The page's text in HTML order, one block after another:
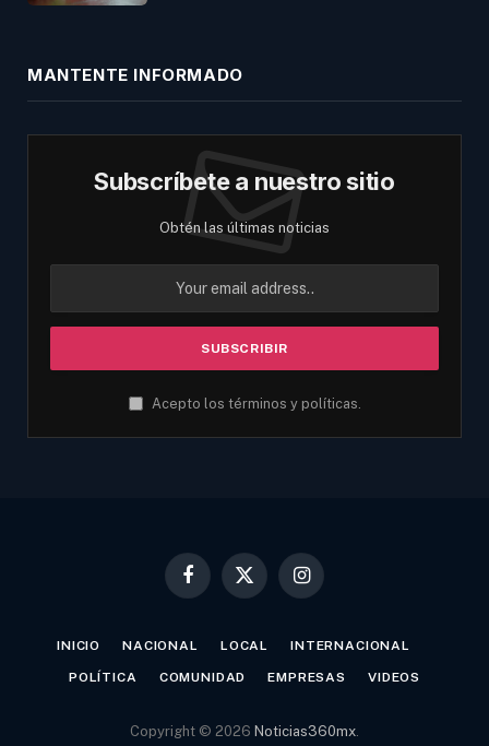
MANTENTE INFORMADO
Subscríbete a nuestro sitio
Obtén las últimas noticias
Acepto los términos y políticas.
Facebook
X
Instagram
INICIO NACIONAL LOCAL INTERNACIONAL
POLÍTICA COMUNIDAD EMPRESAS VIDEOS
Copyright © 2026 Noticias360mx.